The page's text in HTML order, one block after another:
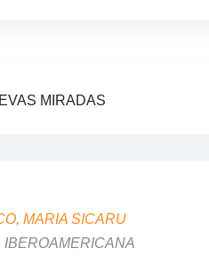
MIRADAS
MARIA SICARU